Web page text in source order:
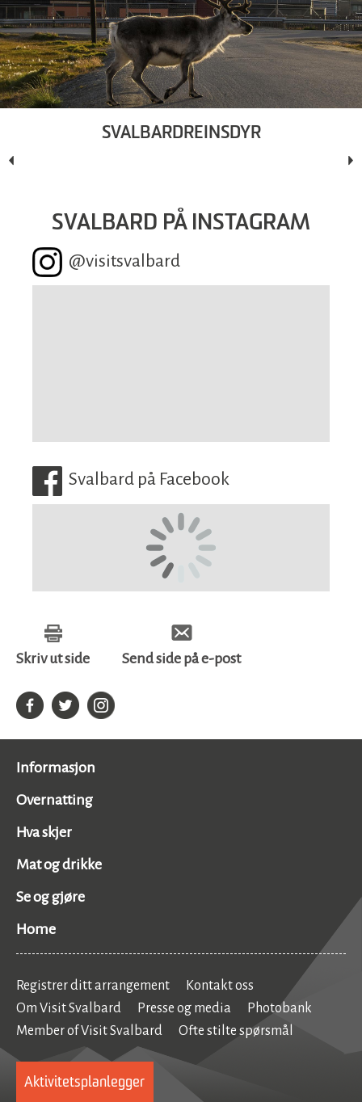
SVALBARDREINSDYR
SVALBARD PÅ INSTAGRAM
@visitsvalbard
Svalbard på Facebook
Skriv ut side Send side på e-post
Informasjon
Overnatting
Hva skjer
Mat og drikke
Se og gjøre
Home
Registrer ditt arrangement
Kontakt oss
Om Visit Svalbard
Presse og media
Photobank
Member of Visit Svalbard
Ofte stilte spørsmål
Aktivitetsplanlegger